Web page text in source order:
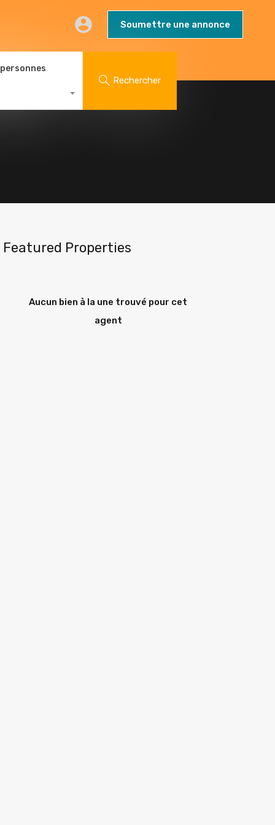
Blog Soumettre une annonce
Soumettre une annonce
Rechercher
Featured Properties
Aucun bien à la une trouvé pour cet
agent